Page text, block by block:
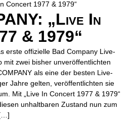
„Live In
& 1979“
erste offizielle Bad Company Live-
mit zwei bisher unveröffentlichten
als eine der besten Live-
Jahre gelten, veröffentlichten sie
Mit „Live In Concert 1977 & 1979“
unhaltbaren Zustand nun zum